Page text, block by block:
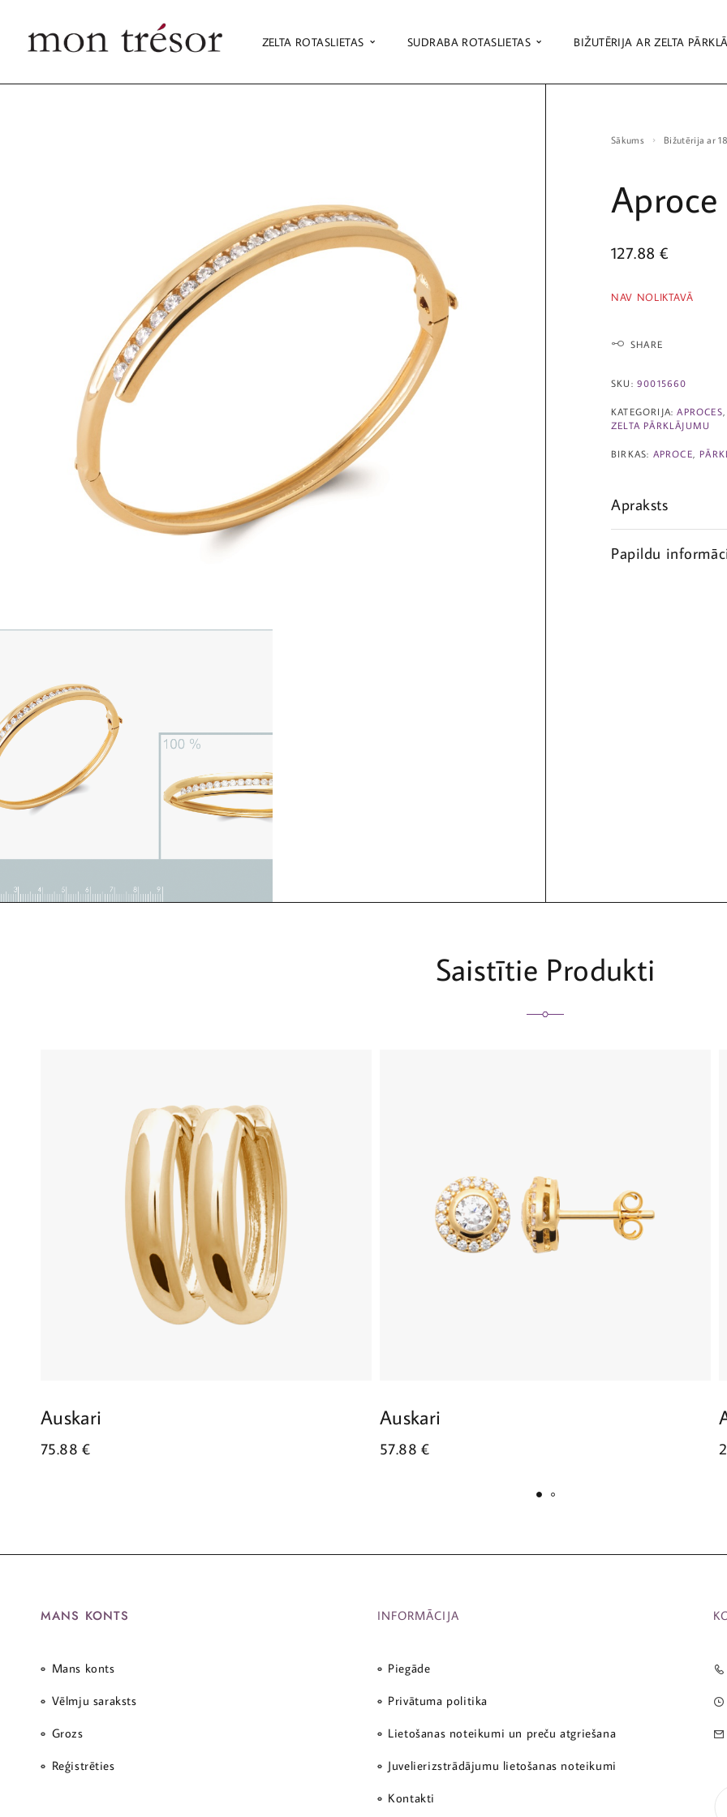
ZELTA ROTASLIETAS SUDRABA ROTASLIETAS BIŽUTĒRIJA AR ZELTA
Sākums Bižutērija ar
Aproce
127.88 €
NAV NOLIKTAVĀ
SHARE
SKU: 90015660
KATEGORIJA:APROCES
ZELTA PĀRKLĀJUMU
BIRKAS: APROCE
Apraksts
Papildu
Saistītie Produkti
Auskari
75.88€
Auskari
57.88€
MANS KONTS
Mans konts
Vēlmju saraksts
Grozs
Reģistrēties
INFORMĀCIJA
Piegāde
Privātuma politika
Lietošanas noteikumi un preču atgriešana
Juvelierizstrādājumu lietošanas noteikumi
Kontakti